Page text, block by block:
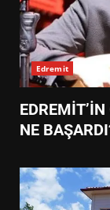
Edremit
NE